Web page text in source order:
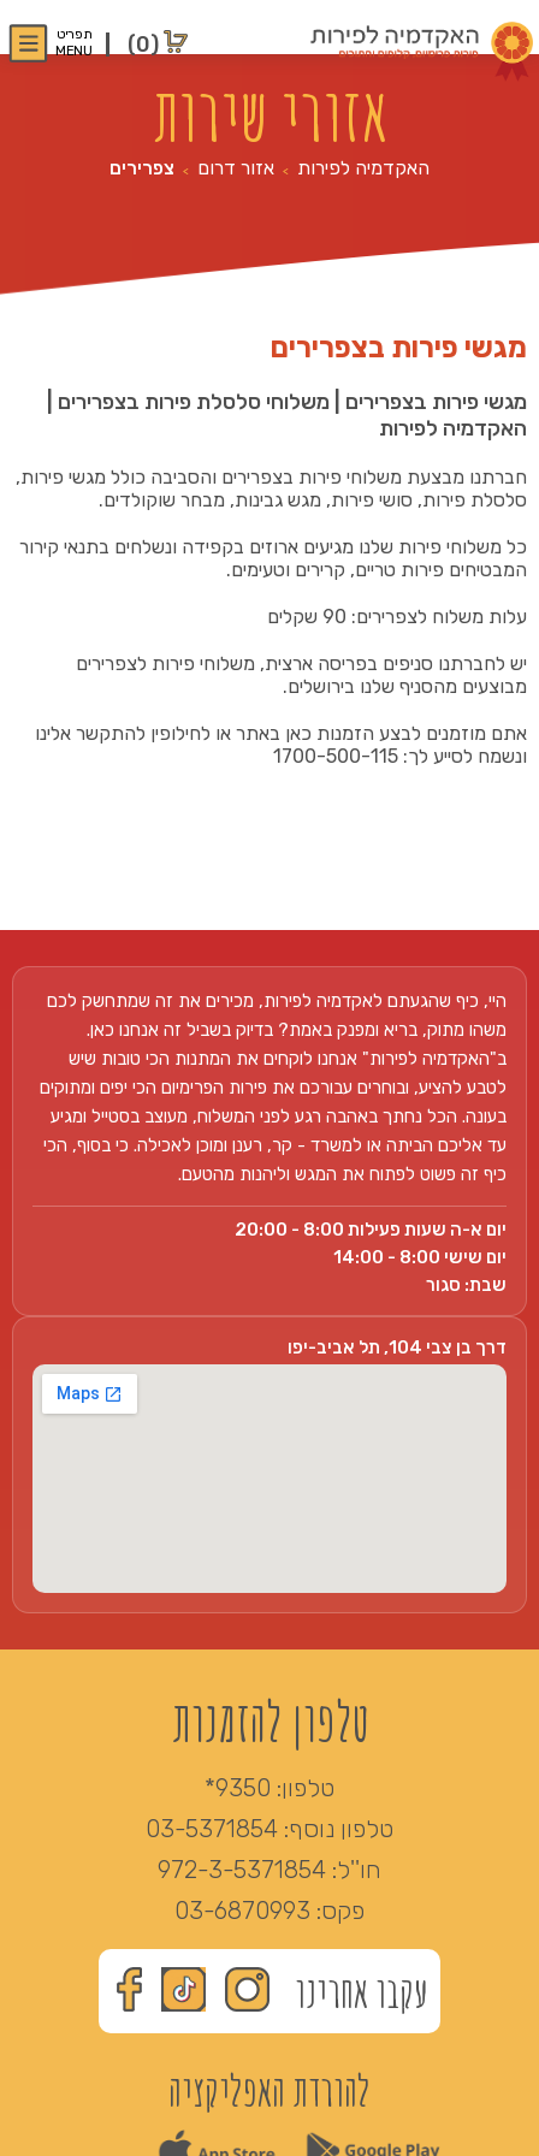
(0)
תפריט
MENU
אזורי שירות
האקדמיה לפירות > אזור דרום > צפרירים
מגשי פירות בצפרירים
מגשי פירות בצפרירים | משלוחי סלסלת פירות בצפרירים |
האקדמיה לפירות
חברתנו מבצעת משלוחי פירות בצפרירים והסביבה כולל מגשי פירות,
סלסלת פירות, סושי פירות, מגש גבינות, מבחר שוקולדים.
כל משלוחי פירות שלנו מגיעים ארוזים בקפידה ונשלחים בתנאי קירור
המבטיחים פירות טריים, קרירים וטעימים.
עלות משלוח לצפרירים: 90 שקלים
יש לחברתנו סניפים בפריסה ארצית, משלוחי פירות לצפרירים
מבוצעים מהסניף שלנו בירושלים.
אתם מוזמנים לבצע הזמנות כאן באתר או לחילופין להתקשר אלינו
ונשמח לסייע לך: 1700-500-115
היי, כיף שהגעתם לאקדמיה לפירות, מכירים את זה שמתחשק לכם
משהו מתוק, בריא ומפנק באמת? בדיוק בשביל זה אנחנו כאן.
ב"האקדמיה לפירות" אנחנו לוקחים את המתנות הכי טובות שיש
לטבע להציע, ובוחרים עבורכם את פירות הפרימיום הכי יפים ומתוקים
בעונה. הכל נחתך באהבה רגע לפני המשלוח, מעוצב בסטייל ומגיע
עד אליכם הביתה או למשרד - קר, רענן ומוכן לאכילה. כי בסוף, הכי
כיף זה פשוט לפתוח את המגש וליהנות מהטעם.
יום א-ה שעות פעילות 8:00 - 20:00
יום שישי 8:00 - 14:00
שבת: סגור
דרך בן צבי 104, תל אביב-יפו
טלפון להזמנות
טלפון: 9350*
טלפון נוסף: 03-5371854
חו''ל: 972-3-5371854
פקס: 03-6870993
עקבו אחרינו
להורדת האפליקציה